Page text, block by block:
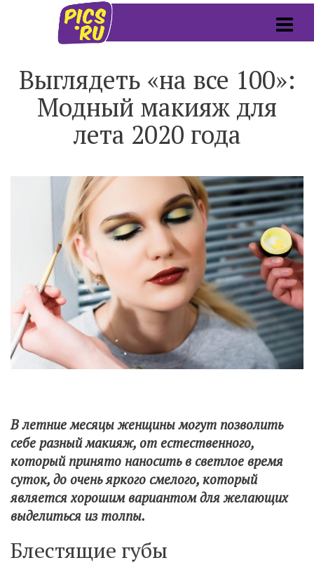
Выглядеть «на все 100»:
Модный макияж для
лета 2020 года
В летние месяцы женщины могут позволить
себе разный макияж, от естественного,
который принято наносить в светлое время
суток, до очень яркого смелого, который
является хорошим вариантом для желающих
выделиться из толпы.
Блестящие губы